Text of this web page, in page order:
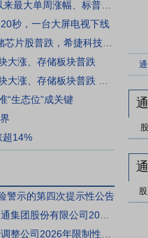
秒，一台大屏电视下线
大涨、存储板块普跌
“生态位”成关键
超14%
警示的第四次提示性公告